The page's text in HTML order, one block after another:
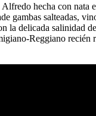
hecha con nata
gambas salteadas,
delicada salinidad
Reggiano recién